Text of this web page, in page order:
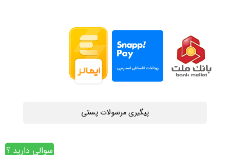
پیگیری مرسولات پستی
سوالی دارید ؟